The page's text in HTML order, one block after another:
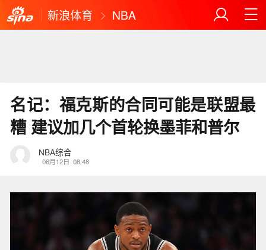
新浪体育 NBA
名记：福克斯的合同可能是联盟最
糟 建议加几个首轮换墨菲和普尔
NBA综合
06月12日 08:48